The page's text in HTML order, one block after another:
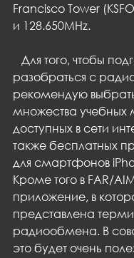
Francisco Tower
и 128.650MHz.
разобраться с
рекомендую выбрать
множества учебных
доступных в сети
также бесплатных
для смартфонов
Кроме того в FAR/
приложение, в
представлена
радиообмена. В
это будет очень